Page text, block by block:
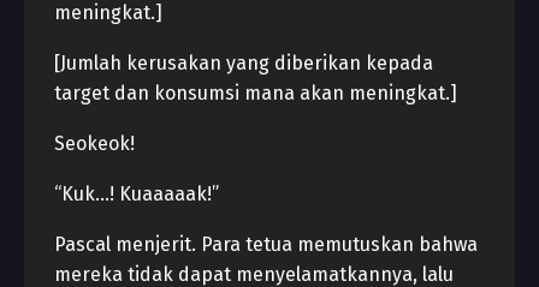
meningkat.]
[Jumlah kerusakan yang diberikan kepada
target dan konsumsi mana akan meningkat.]
Seokeok!
“Kuk…! Kuaaaaak!”
Pascal menjerit. Para tetua memutuskan bahwa
mereka tidak dapat menyelamatkannya, lalu